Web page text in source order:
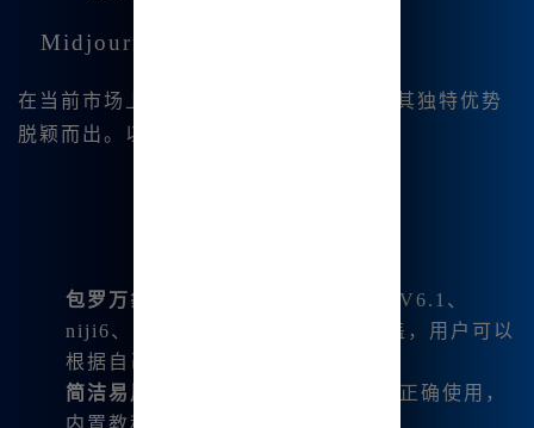
Midjourney中文版的核心优势
在当前市场上，
凭借其独特优势
脱颖而出。以下是一些不可忽视的亮点：
包罗万象的功能支持
：Midjourney V6.1、
niji6、SDXL等各种版本，统统涵盖，用户可以
根据自己的需求自由选择。
简洁易用
：即使是0基础的新手也能正确使用，
内置教程指引用户完成各类操作。